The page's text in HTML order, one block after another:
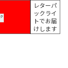
レターパ
ックライ
トでお届
けします